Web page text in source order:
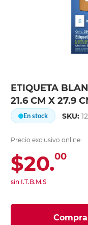
ETIQUETA
21.6 CM X 27.9
En stock SKU:
Precio exclusivo online:
$20.00
sin I.T.B.M.S